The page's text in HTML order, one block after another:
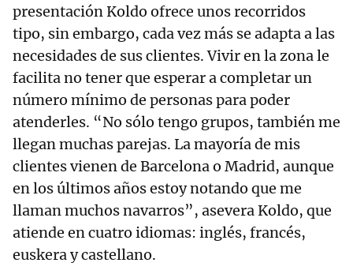
presentación Koldo ofrece unos recorridos
tipo, sin embargo, cada vez más se adapta a las
necesidades de sus clientes. Vivir en la zona le
facilita no tener que esperar a completar un
número mínimo de personas para poder
atenderles. “No sólo tengo grupos, también me
llegan muchas parejas. La mayoría de mis
clientes vienen de Barcelona o Madrid, aunque
en los últimos años estoy notando que me
llaman muchos navarros”, asevera Koldo, que
atiende en cuatro idiomas: inglés, francés,
euskera y castellano.